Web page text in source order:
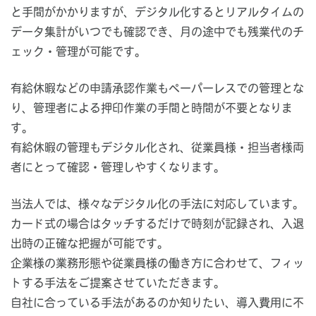
と手間がかかりますが、デジタル化するとリアルタイムの
データ集計がいつでも確認でき、月の途中でも残業代のチ
ェック・管理が可能です。
有給休暇などの申請承認作業もペーパーレスでの管理とな
り、管理者による押印作業の手間と時間が不要となりま
す。
有給休暇の管理もデジタル化され、従業員様・担当者様両
者にとって確認・管理しやすくなります。
当法人では、様々なデジタル化の手法に対応しています。
カード式の場合はタッチするだけで時刻が記録され、入退
出時の正確な把握が可能です。
企業様の業務形態や従業員様の働き方に合わせて、フィッ
トする手法をご提案させていただきます。
自社に合っている手法があるのか知りたい、導入費用に不